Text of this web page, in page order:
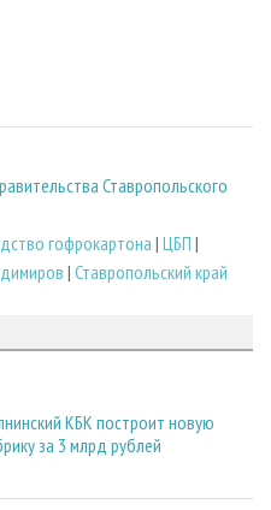
Ставропольского
гофрокартона | ЦБП |
| Ставропольский край
КБК построит новую
за 3 млрд рублей